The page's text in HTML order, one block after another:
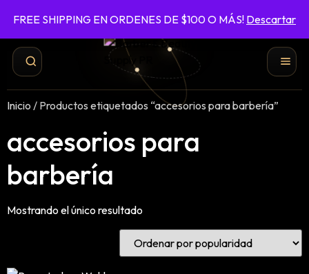
FREE SHIPPING EN ORDENES DE $100 O MÁS! Descartar
787-422-6161ENVÍO GRATIS EN ÓRDENES DE $100 O MÁS
Shampoo y Conditioner
Inicio / Productos etiquetados “accesorios para barbería”
accesorios para
barbería
Mostrando el único resultado